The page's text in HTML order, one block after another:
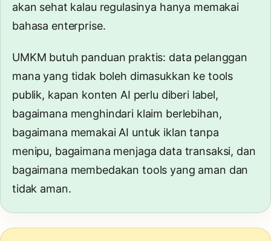
akan sehat kalau regulasinya hanya memakai
bahasa enterprise.
UMKM butuh panduan praktis: data pelanggan
mana yang tidak boleh dimasukkan ke tools
publik, kapan konten AI perlu diberi label,
bagaimana menghindari klaim berlebihan,
bagaimana memakai AI untuk iklan tanpa
menipu, bagaimana menjaga data transaksi, dan
bagaimana membedakan tools yang aman dan
tidak aman.